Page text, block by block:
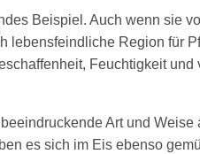
Beispiel. Auch wenn sie
lebensfeindliche Region für
Feuchtigkeit und
Art und Weise
es sich im Eis ebenso